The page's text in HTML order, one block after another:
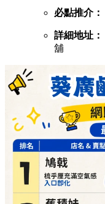
必點推介：
詳細地址：
舖